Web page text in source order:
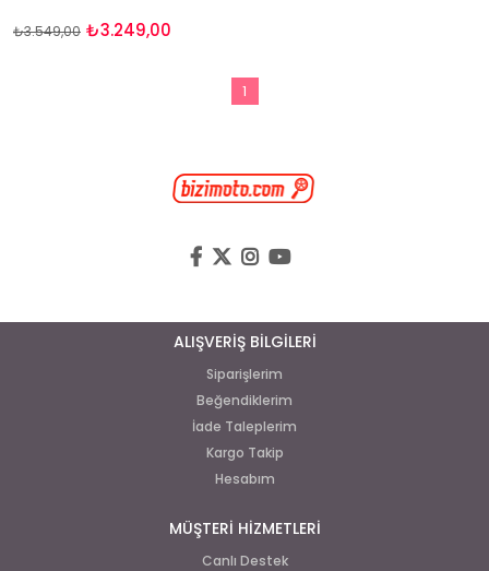
₺3.249,00
₺3.549,00
1
ALIŞVERİŞ BİLGİLERİ
Siparişlerim
Beğendiklerim
İade Taleplerim
Kargo Takip
Hesabım
MÜŞTERİ HİZMETLERİ
Canlı Destek